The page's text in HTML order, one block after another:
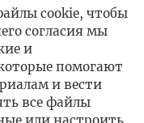
cookie, чтобы
согласия мы
и
помогают
и вести
все файлы